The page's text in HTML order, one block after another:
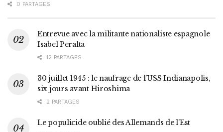
0 PARTAGES
Entrevue avec la militante nationaliste espagnole
Isabel Peralta
12 PARTAGES
30 juillet 1945 : le naufrage de l’USS Indianapolis,
six jours avant Hiroshima
2 PARTAGES
Le populicide oublié des Allemands de l’Est